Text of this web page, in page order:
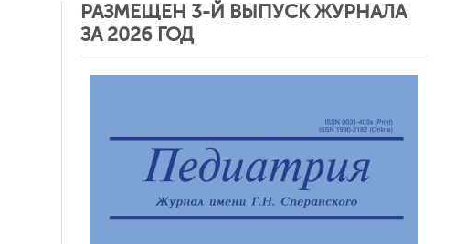
РАЗМЕЩЕН 3-Й ВЫПУСК ЖУРНАЛА
ЗА 2026 ГОД